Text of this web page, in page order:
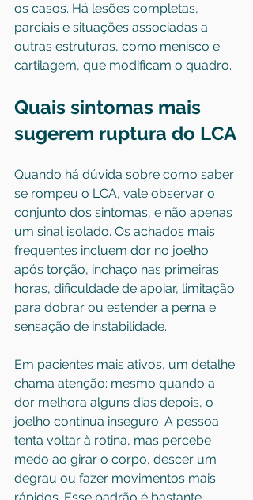
os casos. Há lesões completas,
parciais e situações associadas a
outras estruturas, como menisco e
cartilagem, que modificam o quadro.
Quais sintomas mais
sugerem ruptura do LCA
Quando há dúvida sobre como saber
se rompeu o LCA, vale observar o
conjunto dos sintomas, e não apenas
um sinal isolado. Os achados mais
frequentes incluem dor no joelho
após torção, inchaço nas primeiras
horas, dificuldade de apoiar, limitação
para dobrar ou estender a perna e
sensação de instabilidade.
Em pacientes mais ativos, um detalhe
chama atenção: mesmo quando a
dor melhora alguns dias depois, o
joelho continua inseguro. A pessoa
tenta voltar à rotina, mas percebe
medo ao girar o corpo, descer um
degrau ou fazer movimentos mais